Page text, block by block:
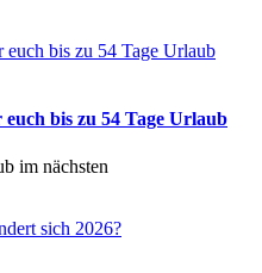
bis zu 54 Tage Urlaub
im nächsten